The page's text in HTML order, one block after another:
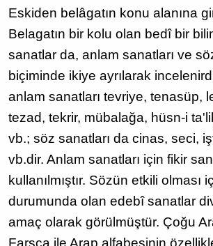
Eskiden belâgatın konu alanına
Belagatın bir kolu olan bedî bir
sanatlar da, anlam sanatları ve
biçiminde ikiye ayrılarak
anlam sanatları tevriye, tenasüp,
tezad, tekrir, mübalağa, hüsn-i
vb.; söz sanatları da cinas, seci,
vb.dir. Anlam sanatları için fikir
kullanılmıştır. Sözün etkili olması
durumunda olan edebî sanatlar
amaç olarak görülmüştür. Çoğu
Farsça ile Arap alfabesinin